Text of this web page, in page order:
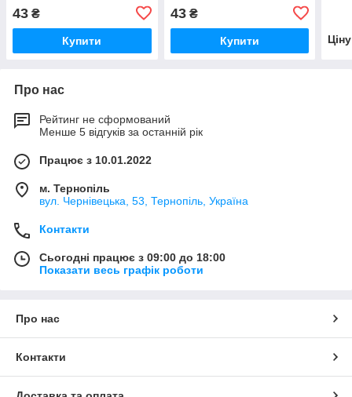
43 ₴
Купити
43₴
Купити
Про нас
Рейтинг не сформований
Менше 5 відгуків за останній рік
Працює з 10.01.2022
м. Тернопіль
вул. Чернівецька, 53, Тернопіль, Україна
Контакти
Сьогодні працює з 09:00 до 18:00
Показати весь графік роботи
Про нас
Контакти